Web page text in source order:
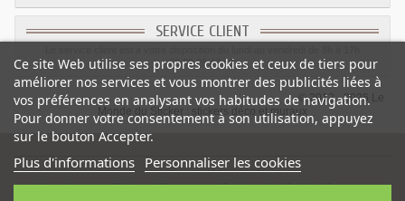
SERVICE CLIENT
09.82.28.47.69.
© 2012 - 2026 Le
Monde du Sticker :
stickers déco et muraux
sticker drapeau Flottant Myanmar-Catégorie:Sticker Drapeaux-
Ce site Web utilise ses propres cookies et ceux de tiers pour
améliorer nos services et vous montrer des publicités liées à
vos préférences en analysant vos habitudes de navigation.
Pour donner votre consentement à son utilisation, appuyez
sur le bouton Accepter.
Plus d'informations Personnaliser les cookies